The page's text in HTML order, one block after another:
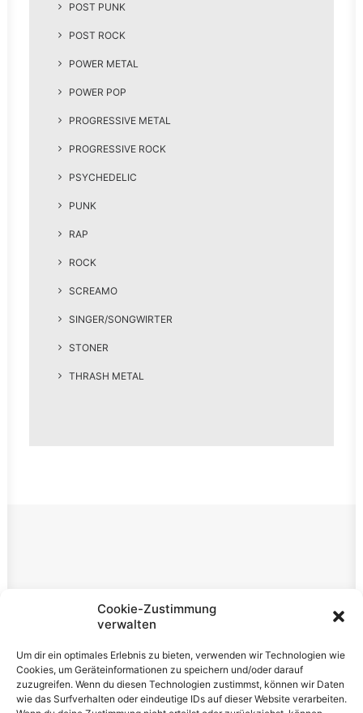
Cookie-Zustimmung
verwalten
Um dir ein optimales Erlebnis zu bieten, verwenden wir Technologien wie
Cookies, um Geräteinformationen zu speichern und/oder darauf
zuzugreifen. Wenn du diesen Technologien zustimmst, können wir Daten
wie das Surfverhalten oder eindeutige IDs auf dieser Website verarbeiten.
POST PUNK
POST ROCK
POWER METAL
POWER POP
PROGRESSIVE METAL
PROGRESSIVE ROCK
PSYCHEDELIC
PUNK
RAP
ROCK
SCREAMO
SINGER/SONGWIRTER
STONER
THRASH METAL
Rechtliches
Datenschutzerklärung
Cookie-Richtlinie (EU)